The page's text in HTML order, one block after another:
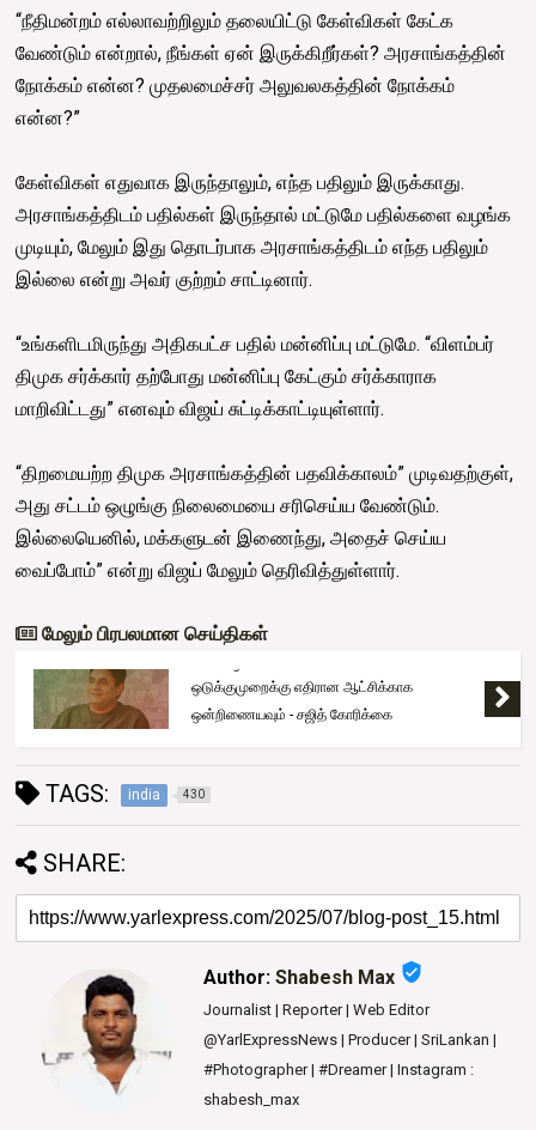
“நீதிமன்றம் எல்லாவற்றிலும் தலையிட்டு கேள்விகள் கேட்க
வேண்டும் என்றால், நீங்கள் ஏன் இருக்கிறீர்கள்? அரசாங்கத்தின்
நோக்கம் என்ன? முதலமைச்சர் அலுவலகத்தின் நோக்கம்
என்ன?”
கேள்விகள் எதுவாக இருந்தாலும், எந்த பதிலும் இருக்காது.
அரசாங்கத்திடம் பதில்கள் இருந்தால் மட்டுமே பதில்களை வழங்க
முடியும், மேலும் இது தொடர்பாக அரசாங்கத்திடம் எந்த பதிலும்
இல்லை என்று அவர் குற்றம் சாட்டினார்.
“உங்களிடமிருந்து அதிகபட்ச பதில் மன்னிப்பு மட்டுமே. “விளம்பர்
திமுக சர்க்கார் தற்போது மன்னிப்பு கேட்கும் சர்க்காராக
மாறிவிட்டது” எனவும் விஜய் சுட்டிக்காட்டியுள்ளார்.
“திறமையற்ற திமுக அரசாங்கத்தின் பதவிக்காலம்” முடிவதற்குள்,
அது சட்டம் ஒழுங்கு நிலைமையை சரிசெய்ய வேண்டும்.
இல்லையெனில், மக்களுடன் இணைந்து, அதைச் செய்ய
வைப்போம்” என்று விஜய் மேலும் தெரிவித்துள்ளார்.
மேலும் பிரபலமான செய்திகள்
ஒடுக்குமுறைக்கு எதிரான ஆட்சிக்காக
ஒன்றிணையவும் - சஜித் கோரிக்கை
TAGS: india 430
SHARE:
Author:Shabesh Max verified_user
Journalist | Reporter | Web Editor
@YarlExpressNews | Producer | SriLankan |
#Photographer | #Dreamer | Instagram :
shabesh_max